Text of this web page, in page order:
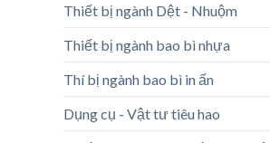
Thiết bị ngành Dệt - Nhuộm
Thiết bị ngành bao bì nhựa
Thí bị ngành bao bì in ấn
Dụng cụ - Vật tư tiêu hao